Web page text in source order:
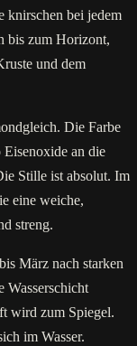
knirschen bei jedem
bis zum Horizont,
und dem
Die Farbe
an die
Stille ist absolut. Im
eine weiche,
streng.
März nach starken
Wasserschicht
wird zum Spiegel.
im Wasser.